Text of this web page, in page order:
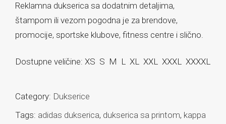
Reklamna dukserica sa dodatnim detaljima,
štampom ili vezom pogodna je za brendove,
promocije, sportske klubove, fitness centre i slično.
Dostupne veličine: XS S M L XL XXL XXXL XXXXL
Category: Dukserice
Tags: adidas dukserica, dukserica sa printom, kappa